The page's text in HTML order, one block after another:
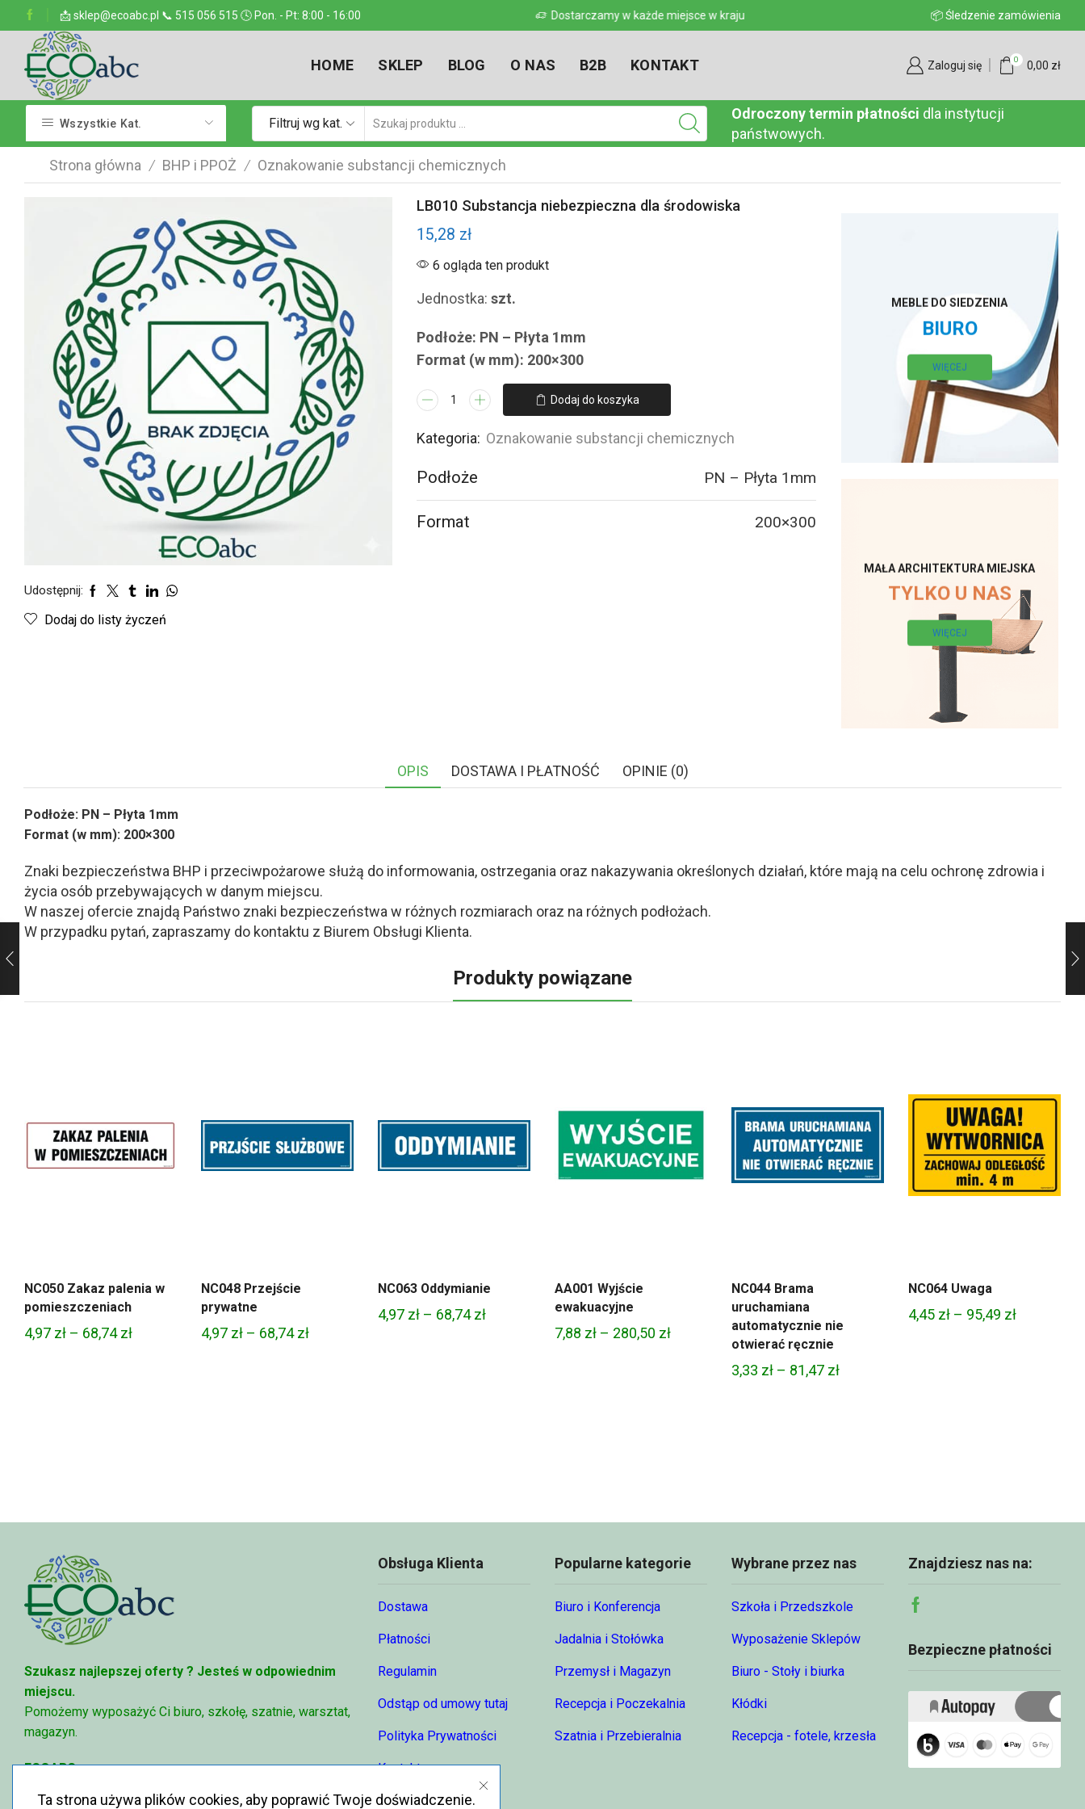
📩 sklep@ecoabc.pl 📞 515 056 515 🕓 Pon. - Pt: 8:00 - 16:00
w kraju Dostarczamy w każde miejsce w kraju Dostarczamy w każde miejsce w kraju 📦 Śledzenie zamówienia
HOME SKLEP BLOG O NAS B2B KONTAKT Zaloguj się 0 0,00 zł
Wszystkie Kat. Filtruj wg kat.
wyszukiwania
Odroczony termin płatności dla instytucji
państwowych.
Strona główna / BHP i PPOŻ / Oznakowanie substancji chemicznych
Udostępnij:
Dodaj do listy życzeń
LB010 Substancja niebezpieczna dla środowiska
15,28 zł
6 ogląda ten produkt
Jednostka:szt.
Podłoże: PN – Płyta 1mm
Format (w mm): 200×300
ilość
Substancja
dla
środowiska
Dodaj do koszyka
Kategoria: Oznakowanie substancji chemicznych
Podłoże PN – Płyta 1mm
Format 200×300
MEBLE DO SIEDZENIA
BIURO
WIĘCEJ
MAŁA ARCHITEKTURA MIEJSKA
TYLKO U NAS
WIĘCEJ
OPIS DOSTAWA I PŁATNOŚĆ OPINIE (0)
Podłoże: PN – Płyta 1mm
Format (w mm): 200×300
Znaki bezpieczeństwa BHP i przeciwpożarowe służą do informowania, ostrzegania oraz nakazywania określonych działań, które mają na celu ochronę zdrowia i
życia osób przebywających w danym miejscu.
W naszej ofercie znajdą Państwo znaki bezpieczeństwa w różnych rozmiarach oraz na różnych podłożach.
W przypadku pytań, zapraszamy do kontaktu z Biurem Obsługi Klienta.
Produkty powiązane
NC050 Zakaz palenia w
pomieszczeniach
4,97 zł – 68,74złZakres
NC048 Przejście
prywatne
4,97 zł – 68,74złZakres
NC063 Oddymianie
4,97 zł – 68,74złZakres
AA001 Wyjście
ewakuacyjne
7,88 zł – 280,50 złZakres
NC044 Brama
uruchamiana
automatycznie nie
otwierać ręcznie
3,33 zł – 81,47 złZakres
NC064 Uwaga
4,45 zł – 95,49 złZakres
Szukasz najlepszej oferty ? Jesteś w odpowiednim
miejscu.
Pomożemy wyposażyć Ci biuro, szkołę, szatnie, warsztat,
magazyn.
ECOABC
Obsługa Klienta
Dostawa
Płatności
Regulamin
Odstąp od umowy tutaj
Polityka Prywatności
Kontakt
O nas
Popularne kategorie
Biuro i Konferencja
Jadalnia i Stołówka
Przemysł i Magazyn
Recepcja i Poczekalnia
Szatnia i Przebieralnia
Wybrane przez nas
Szkoła i Przedszkole
Wyposażenie Sklepów
Biuro - Stoły i biurka
Kłódki
Recepcja - fotele, krzesła
Znajdziesz nas na:
Facebook
Bezpieczne płatności
Ta strona używa plików cookies, aby poprawić Twoje doświadczenie.